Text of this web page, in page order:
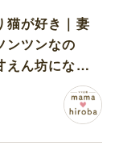
猫が好き｜妻
ンツンなの
えん坊になる